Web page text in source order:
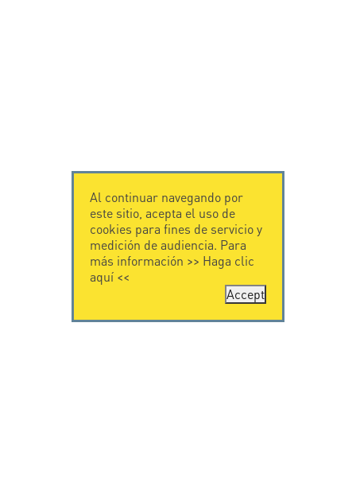
Al continuar navegando por
este sitio, acepta el uso de
cookies para fines de servicio y
medición de audiencia. Para
más información >> Haga clic
aquí<<
Accept